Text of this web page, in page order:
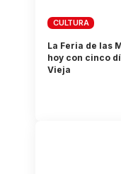
CULTURA
La Feria de las
hoy con cinco
Vieja